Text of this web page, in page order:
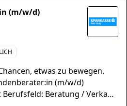
(m/w/d)
etwas zu bewegen.
(m/w/d)
Beratung / Verkauf